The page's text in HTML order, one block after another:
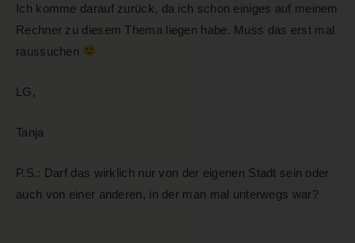
Ich komme darauf zurück, da ich schon einiges auf meinem
Rechner zu diesem Thema liegen habe. Muss das erst mal
raussuchen
LG,
Tanja
P.S.: Darf das wirklich nur von der eigenen Stadt sein oder
auch von einer anderen, in der man mal unterwegs war?